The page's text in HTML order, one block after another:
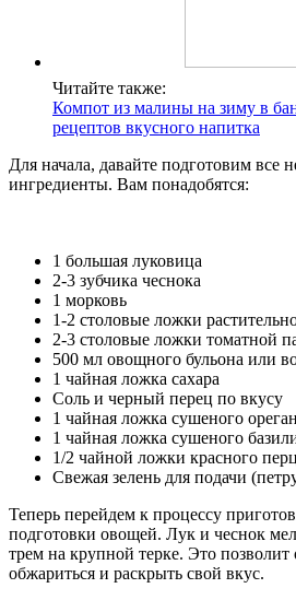
Читайте также:
Компот из малины на зиму в
рецептов вкусного напитка
Для начала, давайте подготовим все
ингредиенты. Вам понадобятся:
1 большая луковица
2-3 зубчика чеснока
1 морковь
1-2 столовые ложки
2-3 столовые ложки томатной
500 мл овощного бульона или
1 чайная ложка сахара
Соль и черный перец по вкусу
1 чайная ложка сушеного
1 чайная ложка сушеного
1/2 чайной ложки красного
Свежая зелень для подачи
Теперь перейдем к процессу
подготовки овощей. Лук и чеснок
трем на крупной терке. Это
обжариться и раскрыть свой вкус.